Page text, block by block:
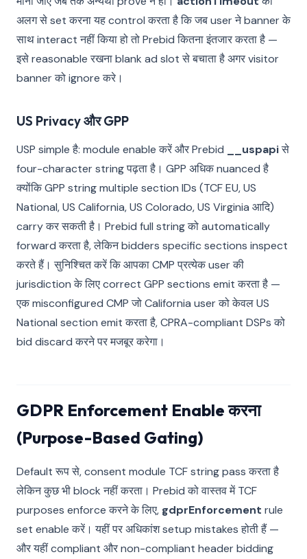
अलग से set करना यह control करता है कि जब user ने banner के
साथ interact नहीं किया हो तो Prebid कितना इंतजार करता है —
इसे reasonable रखना blank ad slot से बचाता है अगर visitor
banner को ignore करे।
US Privacy और GPP
USP simple है: module enable करें और Prebid __uspapiसे
four-character string पढ़ता है। GPP अधिक nuanced है
क्योंकि GPP string multiple section IDs (TCF EU, US
National, US California, US Colorado, US Virginia आदि)
carry कर सकती है। Prebid full string को automatically
forward करता है, लेकिन bidders specific sections inspect
करते हैं। सुनिश्चित करें कि आपका CMP प्रत्येक user की
jurisdiction के लिए correct GPP sections emit करता है —
एक misconfigured CMP जो California user को केवल US
National section emit करता है, CPRA-compliant DSPs को
bid discard करने पर मजबूर करेगा।
GDPR Enforcement Enable करना
(Purpose-Based Gating)
Default रूप से, consent module TCF string pass करता है
लेकिन कुछ भी block नहीं करता। Prebid को वास्तव में TCF
purposes enforce करने के लिए, gdprEnforcement rule
set enable करें। यहीं पर अधिकांश setup mistakes होती हैं —
और यहीं compliant और non-compliant header bidding